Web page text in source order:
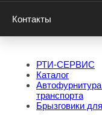
Контакты
РТИ-СЕРВИС
Каталог
транспорта
Брызговики